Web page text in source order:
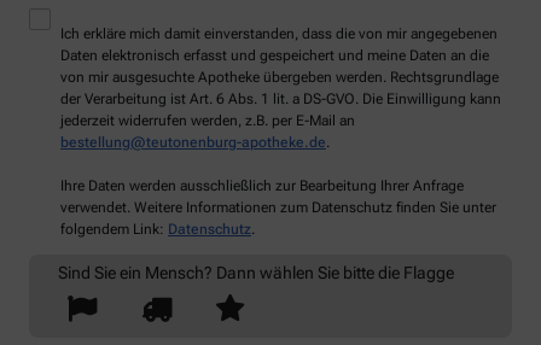
Ich erkläre mich damit einverstanden, dass die von mir angegebenen
Daten elektronisch erfasst und gespeichert und meine Daten an die
von mir ausgesuchte Apotheke übergeben werden. Rechtsgrundlage
der Verarbeitung ist Art. 6 Abs. 1 lit. a DS-GVO. Die Einwilligung kann
jederzeit widerrufen werden, z.B. per E-Mail an
bestellung@teutonenburg-apotheke.de.
Ihre Daten werden ausschließlich zur Bearbeitung Ihrer Anfrage
verwendet. Weitere Informationen zum Datenschutz finden Sie unter
folgendem Link: Datenschutz.
Sind Sie ein Mensch? Dann wählen Sie bittedie Flagge